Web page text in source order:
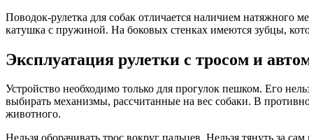
Поводок-рулетка для собак отличается наличием натяжного
катушка с пружиной. На боковых стенках имеются зубцы,
Эксплуатация рулетки с тросом и
Устройство необходимо только для прогулок пешком. Его
выбирать механизмы, рассчитанные на вес собаки. В
животного.